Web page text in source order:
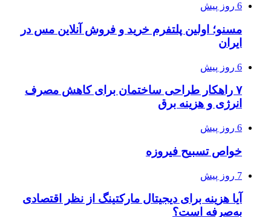
6 روز پیش
مسنو؛ اولین پلتفرم خرید و فروش آنلاین مس در
ایران
6 روز پیش
۷ راهکار طراحی ساختمان برای کاهش مصرف
انرژی و هزینه برق
6 روز پیش
خواص تسبیح فیروزه
7 روز پیش
آیا هزینه برای دیجیتال مارکتینگ از نظر اقتصادی
به‌صرفه است؟